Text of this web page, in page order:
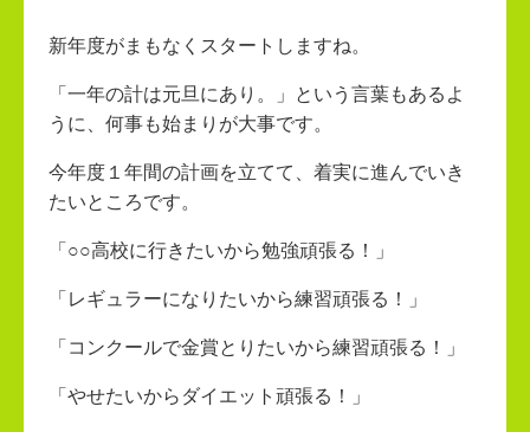
新年度がまもなくスタートしますね。
「一年の計は元旦にあり。」という言葉もあるよ
うに、何事も始まりが大事です。
今年度１年間の計画を立てて、着実に進んでいき
たいところです。
「○○高校に行きたいから勉強頑張る！」
「レギュラーになりたいから練習頑張る！」
「コンクールで金賞とりたいから練習頑張る！」
「やせたいからダイエット頑張る！」